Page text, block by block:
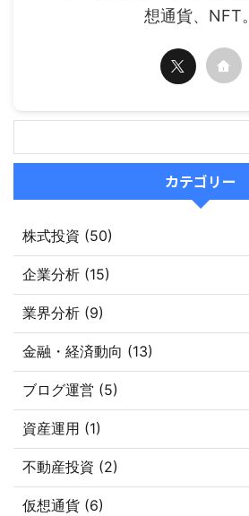
想通貨、NFT。
カテゴリー
株式投資 (50)
企業分析 (15)
業界分析 (9)
金融・経済動向 (13)
ブログ運営 (5)
資産運用 (1)
不動産投資 (2)
仮想通貨 (6)